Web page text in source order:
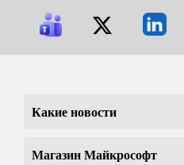
Какие новости
Магазин Майкрософт